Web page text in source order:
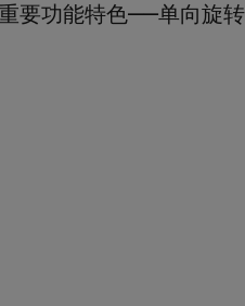
要功能特色——单向旋